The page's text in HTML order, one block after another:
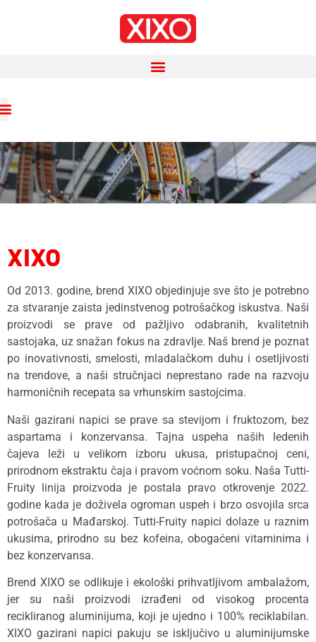
XIXO
Od 2013. godine, brend XIXO objedinjuje sve što je potrebno
za stvaranje zaista jedinstvenog potrošačkog iskustva. Naši
proizvodi se prave od pažljivo odabranih, kvalitetnih
sastojaka, uz snažan fokus na zdravlje. Naš brend je poznat
po inovativnosti, smelosti, mladalačkom duhu i osetljivosti
na trendove, a naši stručnjaci neprestano rade na razvoju
harmoničnih recepata sa vrhunskim sastojcima.
Naši gazirani napici se prave sa stevijom i fruktozom, bez
aspartama i konzervansa. Tajna uspeha naših ledenih
čajeva leži u velikom izboru ukusa, pristupačnoj ceni,
prirodnom ekstraktu čaja i pravom voćnom soku. Naša Tutti-
Fruity linija proizvoda je postala pravo otkrovenje 2022.
godine kada je doživela ogroman uspeh i brzo osvojila srca
potrošača u Mađarskoj. Tutti-Fruity napici dolaze u raznim
ukusima, prirodno su bez kofeina, obogaćeni vitaminima i
bez konzervansa.
Brend XIXO se odlikuje i ekološki prihvatljivom ambalažom,
jer su naši proizvodi izrađeni od visokog procenta
recikliranog aluminijuma, koji je ujedno i 100% reciklabilan.
XIXO gazirani napici pakuju se isključivo u aluminijumske